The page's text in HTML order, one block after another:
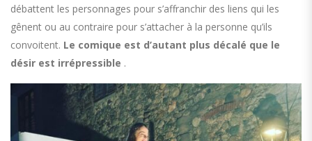
débattent les personnages pour s’affranchir des liens qui les
gênent ou au contraire pour s’attacher à la personne qu’ils
convoitent. Le comique est d’autant plus décalé que le
désir est irrépressible .